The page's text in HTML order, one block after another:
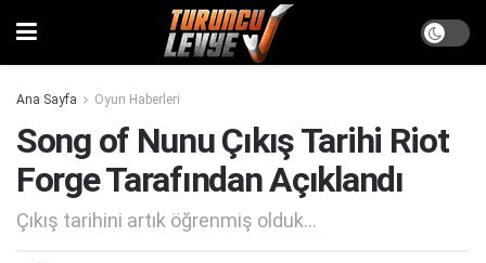
Ana Sayfa Oyun Haberleri
Song of Nunu Çıkış Tarihi Riot
Forge Tarafından Açıklandı
Çıkış tarihini artık öğrenmiş olduk...